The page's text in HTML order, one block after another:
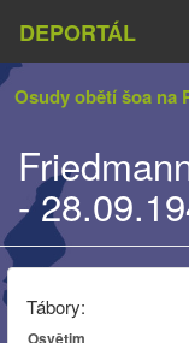
DEPORTÁL
Osudy obětí šoa na
-
Tábory:
Osvětim